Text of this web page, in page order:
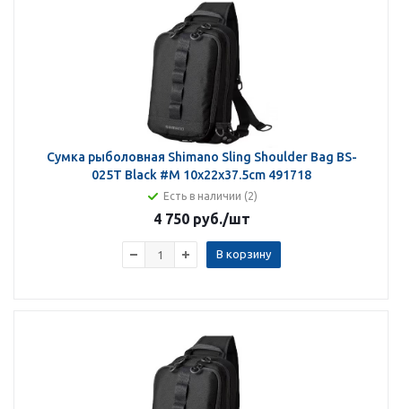
Сумка рыболовная Shimano Sling Shoulder Bag BS-
025T Black #M 10x22x37.5cm 491718
Есть в наличии (2)
4 750 руб./шт
В корзину